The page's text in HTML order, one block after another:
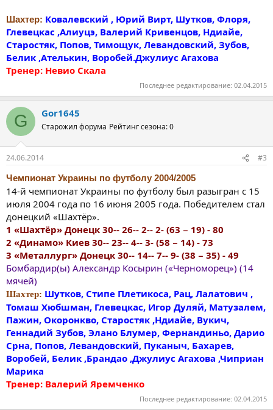
Шахтер: Ковалевский , Юрий Вирт, Шутков, Флоря,
Глевецкас ,Алиуцэ, Валерий Кривенцов, Ндиайе,
Старостяк, Попов, Тимощук, Левандовский, Зубов,
Белик ,Ателькин, Воробей.Джулиус Агахова
Тренер: Невио Скала
Последнее редактирование: 02.04.2015
G Gor1645
Старожил форума Рейтинг сезона: 0
24.06.2014
#3
Чемпионат Украины по футболу 2004/2005
14-й чемпионат Украины по футболу был разыгран с 15
июля 2004 года по 16 июня 2005 года. Победителем стал
донецкий «Шахтёр».
1 «Шахтёр» Донецк 30-- 26-- 2-- 2- (63 − 19) - 80
2 «Динамо» Киев 30-- 23-- 4-- 3- (58 − 14) - 73
3 «Металлург» Донецк 30-- 14-- 7-- 9- (38 − 35) - 49
Бомбардир(ы) Александр Косырин («Черноморец») (14
мячей)
Шахтер: Шутков, Стипе Плетикоса, Рац, Лалатович ,
Томаш Хюбшман, Глевецкас, Игор Дуляй, Матузалем,
Пажин, Окоронкво, Старостяк ,Ндиайе, Вукич,
Геннадий Зубов, Элано Блумер, Фернандиньо, Дарио
Срна, Попов, Левандовский, Пуканыч, Бахарев,
Воробей, Белик ,Брандао ,Джулиус Агахова ,Чиприан
Марика
Тренер: Валерий Яремченко
Последнее редактирование: 02.04.2015